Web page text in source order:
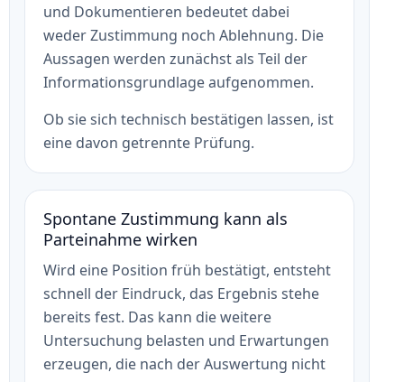
und Dokumentieren bedeutet dabei
weder Zustimmung noch Ablehnung. Die
Aussagen werden zunächst als Teil der
Informationsgrundlage aufgenommen.
Ob sie sich technisch bestätigen lassen, ist
eine davon getrennte Prüfung.
Spontane Zustimmung kann als
Parteinahme wirken
Wird eine Position früh bestätigt, entsteht
schnell der Eindruck, das Ergebnis stehe
bereits fest. Das kann die weitere
Untersuchung belasten und Erwartungen
erzeugen, die nach der Auswertung nicht